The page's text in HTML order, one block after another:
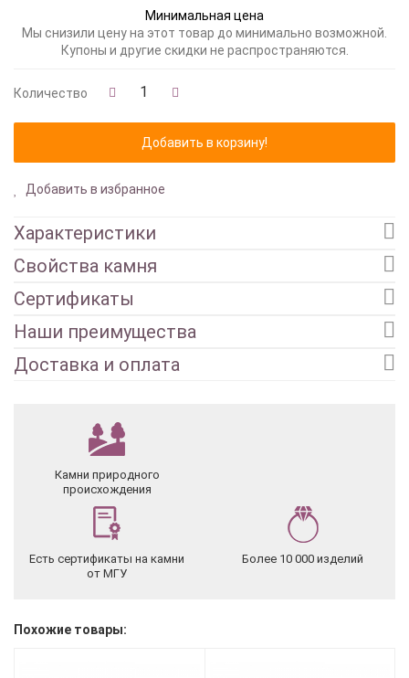
Минимальная цена
Мы снизили цену на этот товар до минимально возможной.
Купоны и другие скидки не распространяются.
Количество
Добавить в избранное
Характеристики
Свойства камня
Сертификаты
Наши преимущества
Доставка и оплата
Камни природного
происхождения
Есть сертификаты на камни
от МГУ
Более 10 000 изделий
Похожие товары: